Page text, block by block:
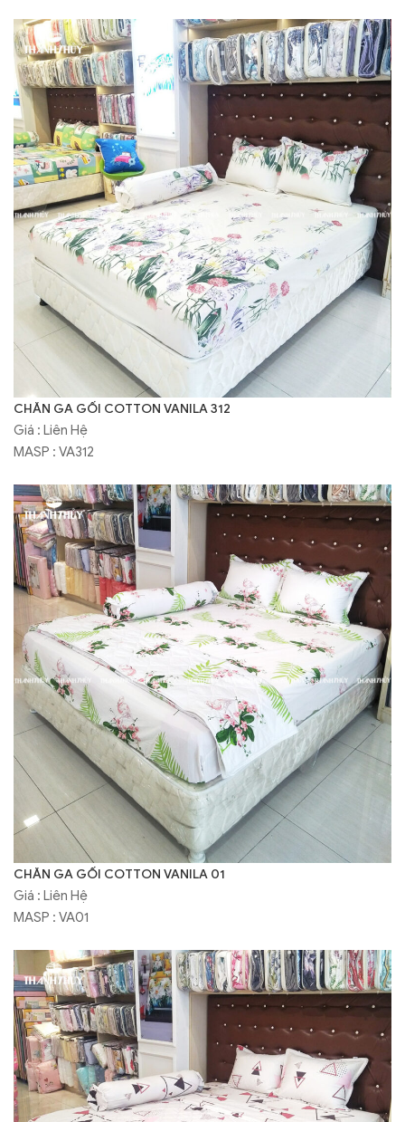
CHĂN GA GỐI COTTON VANILA 312
Giá : Liên Hệ
MASP : VA312
CHĂN GA GỐI COTTON VANILA 01
Giá : Liên Hệ
MASP : VA01